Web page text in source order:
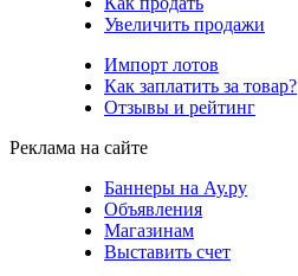
Увеличить продажи
Импорт лотов
Как заплатить за товар?
Отзывы и рейтинг
Реклама на сайте
Баннеры на Ау.ру
Объявления
Магазинам
Выставить счет